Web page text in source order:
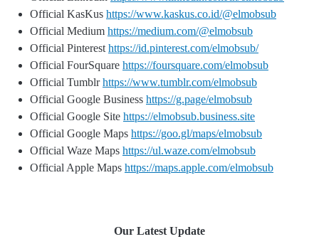
Official KasKus https://www.kaskus.co.id/@elmobsub
Official Medium https://medium.com/@elmobsub
Official Pinterest https://id.pinterest.com/elmobsub/
Official FourSquare https://foursquare.com/elmobsub
Official Tumblrhttps://www.tumblr.com/elmobsub
Official Google Business https://g.page/elmobsub
Official Google Site https://elmobsub.business.site
Official Google Maps https://goo.gl/maps/elmobsub
Official Waze Maps https://ul.waze.com/elmobsub
Official Apple Maps https://maps.apple.com/elmobsub
Our Latest Update